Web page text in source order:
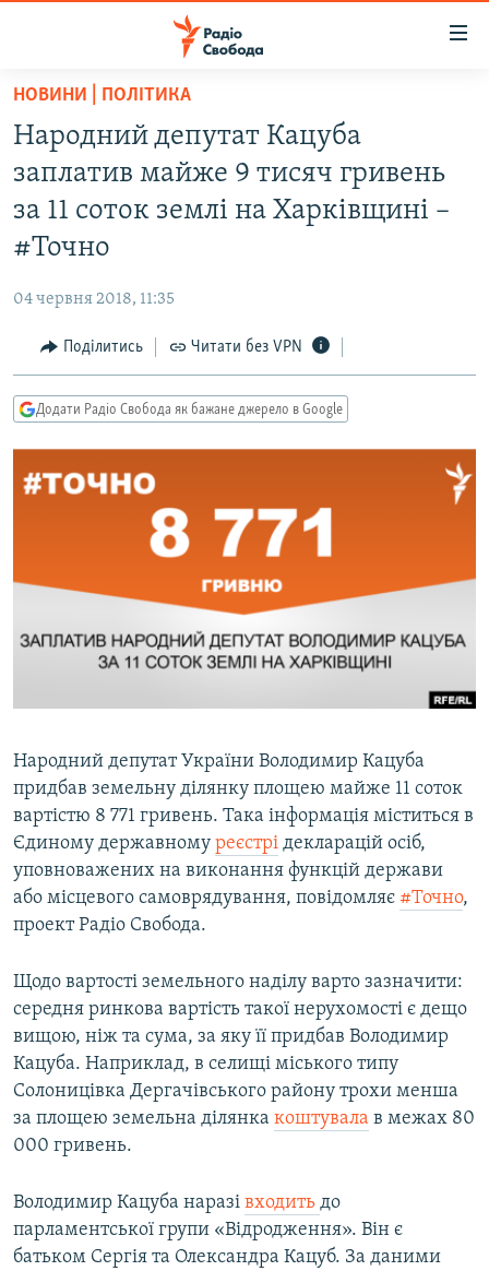
Перейти
основного
матеріалу
Перейти
до
основної
Перейти
пошуку
ВСЕ ЗА ДОБУ
СТАТТІ
ПОЛІТИКА
СУСПІЛЬСТВО
КУЛЬТУРА
СПОРТ
СВІТ
ВІЙНА
ДОНБАС.РЕАЛІЇ
КРИМ.РЕАЛІЇ
ТИ ЯК?
КИТАЙ.ВИКЛИКИ
СПЕЦПРОЄКТИ
РУС
УКР
КТАТ
ДОЛУЧАЙСЯ!
Усі сайти RFE/RL
НОВИНИ | ПОЛІТИКА
Народний депутат Кацуба
заплатив майже 9 тисяч гривень
за 11 соток землі на Харківщині –
#Точно
04 червня 2018, 11:35
Поділитись Читати без VPN
Додати Радіо Свобода як бажане джерело в Google
Народний депутат України Володимир Кацуба
придбав земельну ділянку площею майже 11 соток
вартістю 8 771 гривень. Така інформація міститься в
Єдиному державному реєстрі декларацій осіб,
уповноважених на виконання функцій держави
або місцевого самоврядування, повідомляє #Точно,
проект Радіо Свобода.
Щодо вартості земельного наділу варто зазначити:
середня ринкова вартість такої нерухомості є дещо
вищою, ніж та сума, за яку її придбав Володимир
Кацуба. Наприклад, в селищі міського типу
Солоницівка Дергачівського району трохи менша
за площею земельна ділянка коштувала в межах 80
000 гривень.
Володимир Кацуба наразі входить до
парламентської групи «Відродження». Він є
батьком Сергія та Олександра Кацуб. За даними